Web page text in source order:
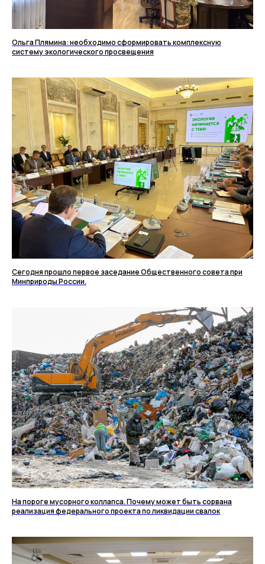
Ольга Плямина: необходимо сформировать комплексную
систему экологического просвещения
Сегодня прошло первое заседание Общественного совета при
Минприроды России.
На пороге мусорного коллапса. Почему может быть сорвана
реализация федерального проекта по ликвидации свалок